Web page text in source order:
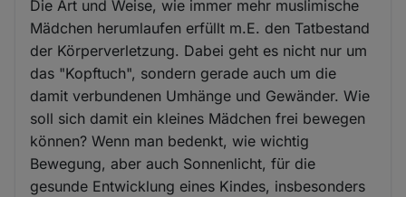
Die Art und Weise, wie immer mehr muslimische
Mädchen herumlaufen erfüllt m.E. den Tatbestand
der Körperverletzung. Dabei geht es nicht nur um
das "Kopftuch", sondern gerade auch um die
damit verbundenen Umhänge und Gewänder. Wie
soll sich damit ein kleines Mädchen frei bewegen
können? Wenn man bedenkt, wie wichtig
Bewegung, aber auch Sonnenlicht, für die
gesunde Entwicklung eines Kindes, insbesonders